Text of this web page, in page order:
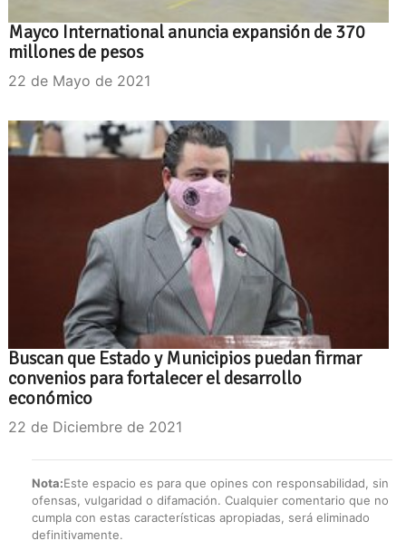
Mayco International anuncia expansión de 370
millones de pesos
22 de Mayo de 2021
Buscan que Estado y Municipios puedan firmar
convenios para fortalecer el desarrollo
económico
22 de Diciembre de 2021
Nota:Este espacio es para que opines con responsabilidad, sin
ofensas, vulgaridad o difamación. Cualquier comentario que no
cumpla con estas características apropiadas, será eliminado
definitivamente.